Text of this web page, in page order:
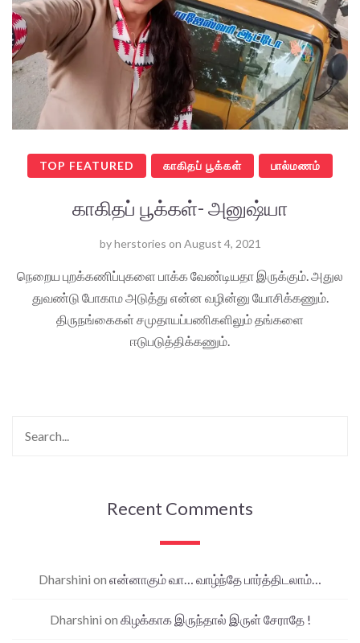
TOP FEATURED காகிதப் பூக்கள் பால்மணம்
காகிதப் பூக்கள்- அனுஷ்யா
byherstories on August 4, 2021
நெறைய புறக்கணிப்புகளை பாக்க வேண்டியதா இருக்கும். அதுல
துவண்டு போகாம அடுத்து என்ன வழின்னு யோசிக்கணும்.
திருநங்கைகள் சமுதாயப்பணிகளிலும் தங்களை
ஈடுபடுத்திக்கணும்.
Recent Comments
Dharshini on என்னாகும் வா… வாழ்ந்தே பார்த்திடலாம்…
Dharshini on கிழக்காக இருந்தால் இருள் சேராதே !